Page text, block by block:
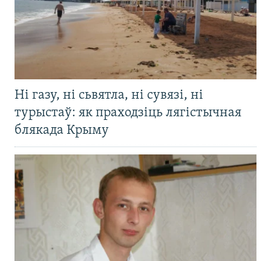
Ні газу, ні сьвятла, ні сувязі, ні
турыстаў: як праходзіць лягістычная
блякада Крыму